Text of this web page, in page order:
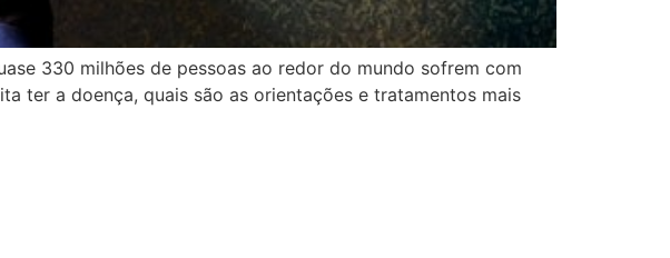
330 milhões de pessoas ao redor do mundo sofrem com
ter a doença, quais são as orientações e tratamentos mais